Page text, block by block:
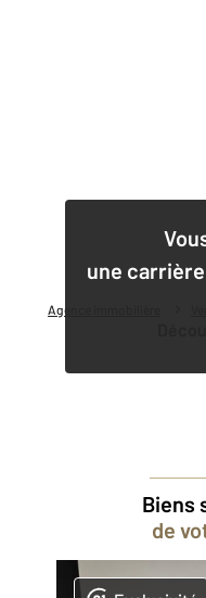
Agence immobilière
une
Biens
de